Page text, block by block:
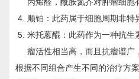
顺铂：此药属于细胞周期非特
米托蒽醌：此药作为一种抗生
瘤活性相当高，而且抗瘤谱广
根据不同组合产生不同的治疗方